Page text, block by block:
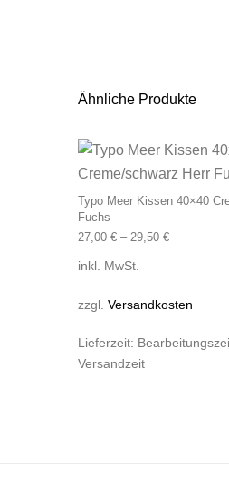
Ähnliche Produkte
Typo Meer Kissen 40×40
Fuchs
27,00 € – 29,50 €
inkl. MwSt.
zzgl. Versandkosten
Lieferzeit:
Versandzeit